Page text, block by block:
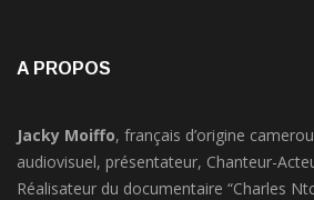
A PROPOS
Jacky Moiffo, français d’origine
audiovisuel, présentateur, Chanteur-
Réalisateur du documentaire “Charles